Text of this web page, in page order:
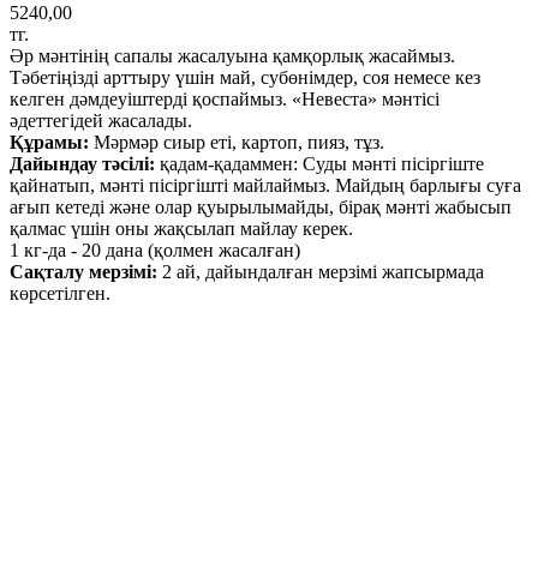
5240,00
тг.
Әр мәнтінің сапалы жасалуына қамқорлық жасаймыз.
Тәбетіңізді арттыру үшін май, субөнімдер, соя немесе кез
келген дәмдеуіштерді қоспаймыз. «Невеста» мәнтісі
әдеттегідей жасалады.
Құрамы: Мәрмәр сиыр еті, картоп, пияз, тұз.
Дайындау тәсілі: қадам-қадаммен: Суды мәнті пісіргіште
қайнатып, мәнті пісіргішті майлаймыз. Майдың барлығы суға
ағып кетеді және олар қуырылымайды, бірақ мәнті жабысып
қалмас үшін оны жақсылап майлау керек.
1 кг-да - 20 дана (қолмен жасалған)
Сақталу мерзімі: 2 ай, дайындалған мерзімі жапсырмада
көрсетілген.